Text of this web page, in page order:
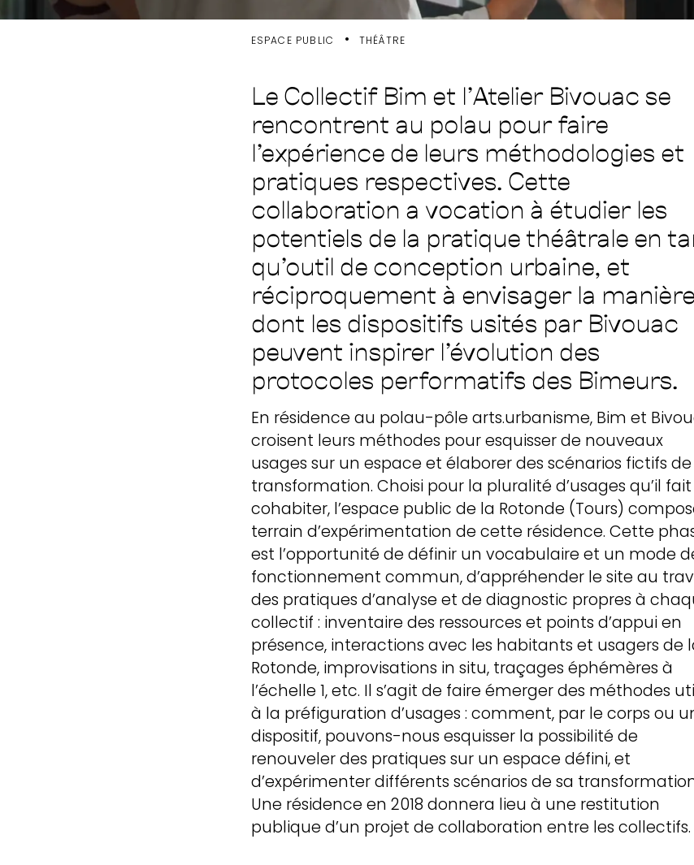
ESPACE PUBLIC • THÉÂTRE
Le Collectif Bim et l’Atelier Bivouac se
rencontrent au polau pour faire
l’expérience de leurs méthodologies et
pratiques respectives. Cette
collaboration a vocation à étudier les
potentiels de la pratique théâtrale en
qu’outil de conception urbaine, et
réciproquement à envisager la manière
dont les dispositifs usités par Bivouac
peuvent inspirer l’évolution des
protocoles performatifs des Bimeurs.
En résidence au polau-pôle arts.urbanisme, Bim et
croisent leurs méthodes pour esquisser de nouveaux
usages sur un espace et élaborer des scénarios fictifs de
transformation. Choisi pour la pluralité d’usages qu’il fait
cohabiter, l’espace public de la Rotonde (Tours)
terrain d’expérimentation de cette résidence. Cette
est l’opportunité de définir un vocabulaire et un mode
fonctionnement commun, d’appréhender le site au
des pratiques d’analyse et de diagnostic propres à
collectif : inventaire des ressources et points d’appui en
présence, interactions avec les habitants et usagers de
Rotonde, improvisations in situ, traçages éphémères à
l’échelle 1, etc. Il s’agit de faire émerger des méthodes
à la préfiguration d’usages : comment, par le corps ou
dispositif, pouvons-nous esquisser la possibilité de
renouveler des pratiques sur un espace défini, et
d’expérimenter différents scénarios de sa
Une résidence en 2018 donnera lieu à une restitution
publique d’un projet de collaboration entre les collectifs.
projet, équipe & lieu
urbanisme culturel